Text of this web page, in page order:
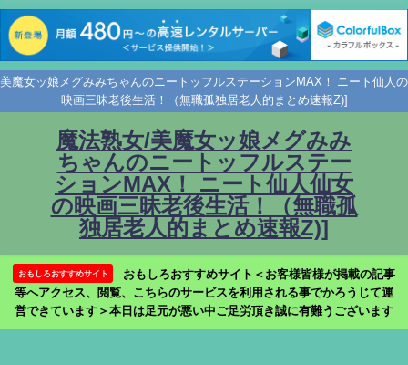
美魔女ッ娘メグみみちゃんのニートッフルステーションMAX！ ニート仙人の
映画三昧老後生活！（無職孤独居老人的まとめ速報Z)]
魔法熟女/美魔女ッ娘メグみみ
ちゃんのニートッフルステー
ションMAX！ ニート仙人仙女
の映画三昧老後生活！（無職孤
独居老人的まとめ速報Z)]
おもしろおすすめサイト
おもしろおすすめサイト＜お客様皆様が掲載の記事
等へアクセス、閲覧、こちらのサービスを利用される事でかろうじて運
営できています＞本日は足元が悪い中ご足労頂き誠に有難うございます